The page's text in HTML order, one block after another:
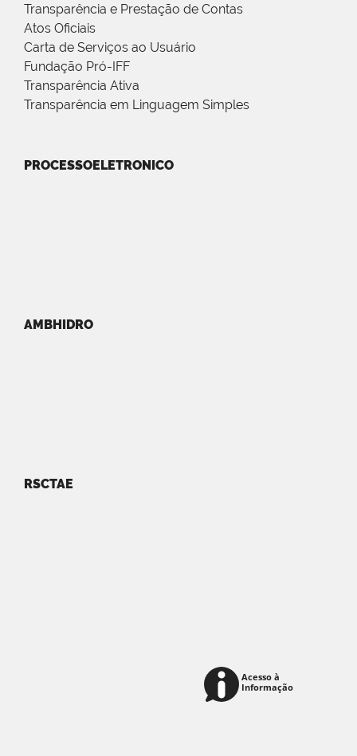
Transparência e Prestação de Contas
Atos Oficiais
Carta de Serviços ao Usuário
Fundação Pró-IFF
Transparência Ativa
Transparência em Linguagem Simples
PROCESSOELETRONICO
AMBHIDRO
RSCTAE